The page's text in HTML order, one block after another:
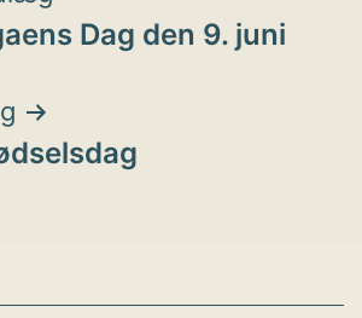
Dag den 9. juni